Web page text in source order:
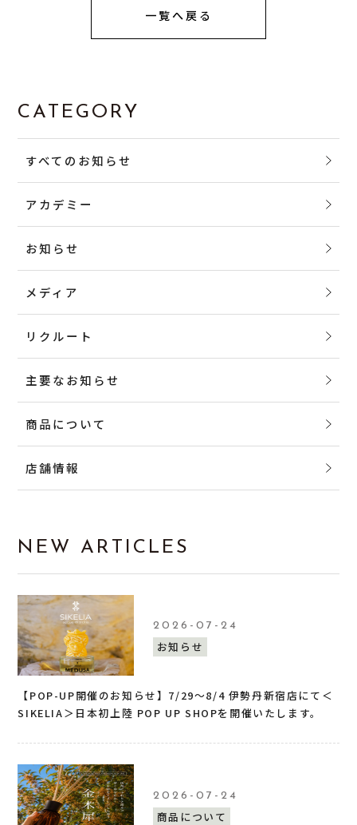
一覧へ戻る
CATEGORY
すべてのお知らせ
アカデミー
お知らせ
メディア
リクルート
主要なお知らせ
商品について
店舗情報
NEW ARTICLES
2026-07-24
お知らせ
【POP-UP開催のお知らせ】7/29〜8/4 伊勢丹新宿店にて＜
SIKELIA＞日本初上陸 POP UP SHOPを開催いたします。
2026-07-24
商品について